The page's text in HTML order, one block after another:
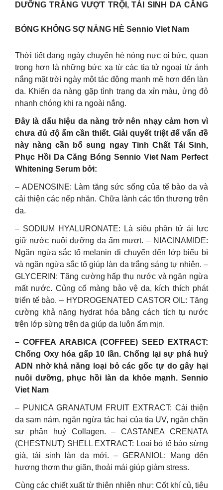
DƯỠNG TRẮNG VƯỢT TRỘI, TÁI SINH DA CĂNG
BÓNG KHÔNG SỢ NẮNG HÈ Sennio Viet Nam
Thời tiết đang ngày chuyển hè nóng nực oi bức, quan
trọng hơn là những bức xạ từ các tia tử ngoại từ ánh
nắng mặt trời ngày một tác động mạnh mẽ hơn đến làn
da. Khiến da nàng gặp tình trạng da xỉn màu, ửng đỏ
nhanh chóng khi ra ngoài nắng.
Đây là dấu hiệu da nàng trở nên nhạy cảm hơn vì
chưa đủ độ ẩm cần thiết. Giải quyết triệt để vấn đề
này nàng cần bổ sung ngay Tinh Chất Tái Sinh,
Phục Hồi Da Căng Bóng Sennio Viet Nam Perfect
Whitening Serum bởi:
– ADENOSINE: Làm tăng sức sống của tế bào da và
cải thiện các nếp nhăn. Chữa lành các tổn thương trên
da.
– SODIUM HYALURONATE: Là siêu phân tử ái lực
giữ nước nuôi dưỡng da ẩm mượt. – NIACINAMIDE:
Ngăn ngừa sắc tố melanin di chuyển đến lớp biểu bì
và ngăn ngừa sắc tố giúp làn da trắng sáng tự nhiên. –
GLYCERIN: Tăng cường hấp thụ nước và ngăn ngừa
mất nước. Củng cố màng bảo vệ da, kích thích phát
triển tế bào. – HYDROGENATED CASTOR OIL: Tăng
cường khả năng hydrat hóa bằng cách tích tụ nước
trên lớp sừng trên da giúp da luôn ẩm mịn.
– COFFEA ARABICA (COFFEE) SEED EXTRACT:
Chống Oxy hóa gấp 10 lần. Chống lại sự phá huỷ
ADN nhờ khả năng loại bỏ các gốc tự do gây hại
nuôi dưỡng, phục hồi làn da khỏe mạnh. Sennio
Viet Nam
– PUNICA GRANATUM FRUIT EXTRACT: Cải thiện
da sạm nám, ngăn ngừa tác hại của tia UV, ngăn chặn
sự phân huỷ Collagen. – CASTANEA CRENATA
(CHESTNUT) SHELL EXTRACT: Loại bỏ tế bào sừng
già, tái sinh làn da mới. – GERANIOL: Mang đến
hương thơm thư giãn, thoải mái giúp giảm stress.
Cùng các chiết xuất từ thiên nhiên như: Cốt khí củ, tiêu